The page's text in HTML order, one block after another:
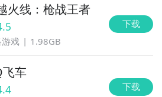
火线：枪战王者
戏 1.98GB
下载
车
下载